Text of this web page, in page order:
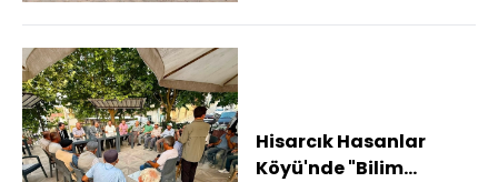
Hisarcık Hasanlar
Köyü'nde "Bilim